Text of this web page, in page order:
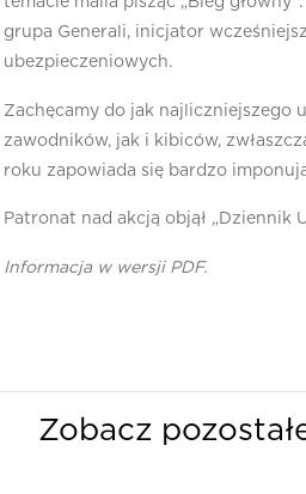
grupa Generali, inicjator
ubezpieczeniowych.
Zachęcamy do jak najliczniejszego
zawodników, jak i kibiców,
roku zapowiada się bardzo
Patronat nad akcją objął „Dziennik
Informacja w wersji PDF.
Zobacz